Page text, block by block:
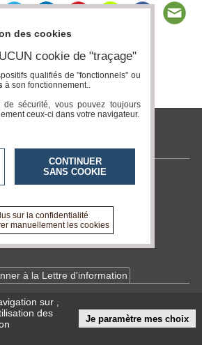
Page 0 / 0
à la Lettre d'information
sur
des
Je paramètre mes choix
des cookies
cookie de "traçage"
qualifiés de "fonctionnels" ou
à son fonctionnement..
sécurité, vous pouvez toujours
ceux-ci dans votre navigateur.
CONTINUER
SANS COOKIE
sur la confidentialité
manuellement les cookies